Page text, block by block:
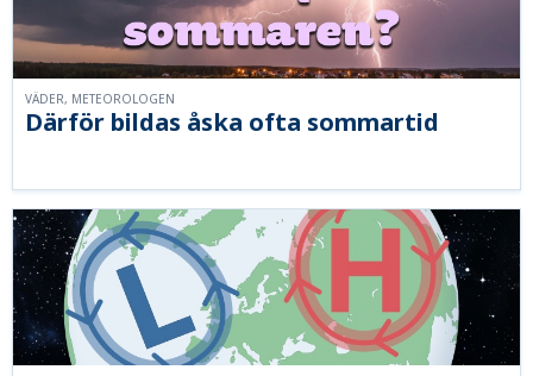
Därför bildas åska ofta sommartid
VÄDER, METEOROLOGEN